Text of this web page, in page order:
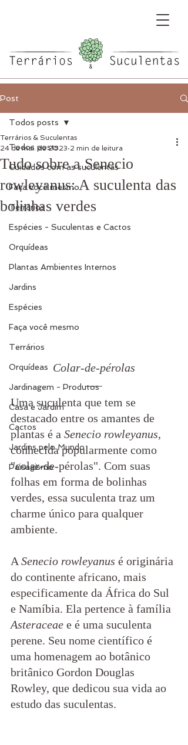
Post
Todos posts
Cuidados com as suculentas
Faça você mesmo
Terrários
Espécies - Suculentas e Cactos
Orquídeas
Plantas Ambientes Internos
Jardins
Espécies
Faça você mesmo
Terrários
Orquídeas
Jardinagem - Produtos
Casa e Jardim
Cactos
Jardins pelo Mundo
Paisagismo
Todos posts
Tudo sobre a Senecio
rowleyanus: A suculenta das
bolinhas verdes
Terrários & Suculentas
24 de mai. de 2023 2 min de leitura
Colar-de-pérolas
Uma suculenta que tem se
destacado entre os amantes de
plantas é a Senecio rowleyanus,
conhecida popularmente como
"colar-de-pérolas". Com suas
folhas em forma de bolinhas
verdes, essa suculenta traz um
charme único para qualquer
ambiente.
A Senecio rowleyanus é originária
do continente africano, mais
especificamente da África do Sul
e Namíbia. Ela pertence à família
Asteraceae e é uma suculenta
perene. Seu nome científico é
uma homenagem ao botânico
britânico Gordon Douglas
Rowley, que dedicou sua vida ao
estudo das suculentas.